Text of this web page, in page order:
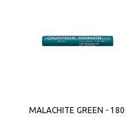
MALACHITE GREEN - 180